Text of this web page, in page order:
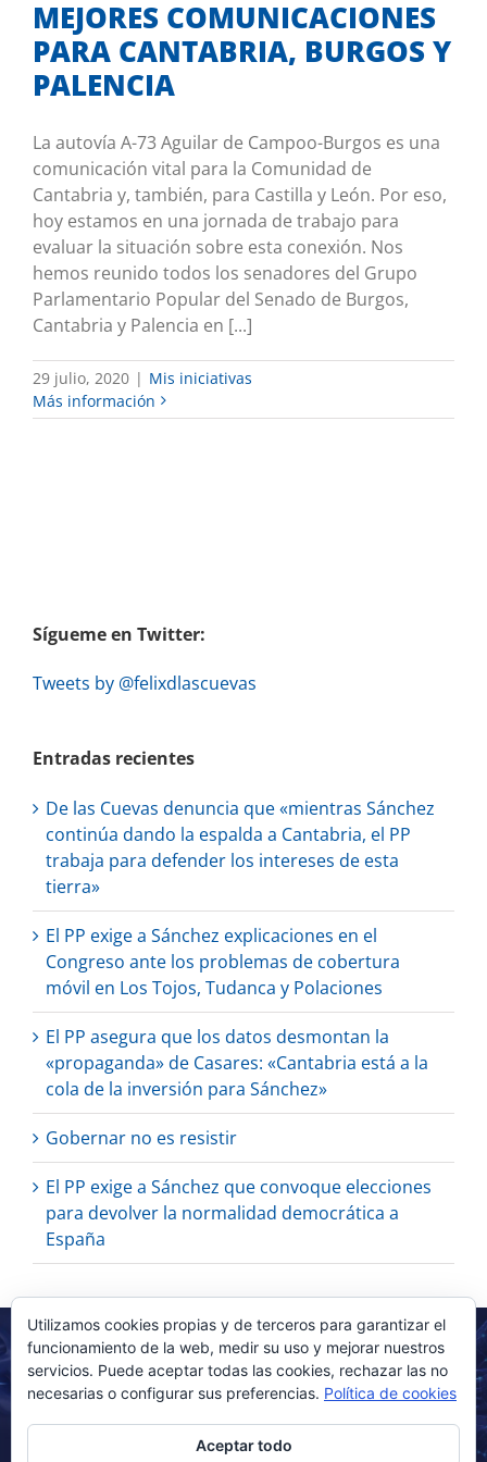
MEJORES COMUNICACIONES
PARA CANTABRIA, BURGOS Y
PALENCIA
La autovía A-73 Aguilar de Campoo-Burgos es una
comunicación vital para la Comunidad de
Cantabria y, también, para Castilla y León. Por eso,
hoy estamos en una jornada de trabajo para
evaluar la situación sobre esta conexión. Nos
hemos reunido todos los senadores del Grupo
Parlamentario Popular del Senado de Burgos,
Cantabria y Palencia en [...]
29 julio, 2020 | Mis iniciativas
Más información
Sígueme en Twitter:
Tweets by @felixdlascuevas
Entradas recientes
De las Cuevas denuncia que «mientras Sánchez
continúa dando la espalda a Cantabria, el PP
trabaja para defender los intereses de esta
tierra»
El PP exige a Sánchez explicaciones en el
Congreso ante los problemas de cobertura
móvil en Los Tojos, Tudanca y Polaciones
El PP asegura que los datos desmontan la
«propaganda» de Casares: «Cantabria está a la
cola de la inversión para Sánchez»
Gobernar no es resistir
El PP exige a Sánchez que convoque elecciones
para devolver la normalidad democrática a
España
Utilizamos cookies propias y de terceros para garantizar el
funcionamiento de la web, medir su uso y mejorar nuestros
servicios. Puede aceptar todas las cookies, rechazar las no
necesarias o configurar sus preferencias. Política de cookies
Aceptar todo